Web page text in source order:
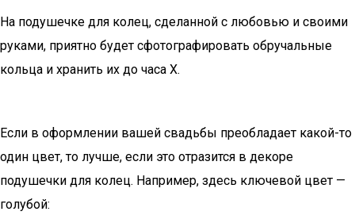
На подушечке для колец, сделанной с любовью и своими
руками, приятно будет сфотографировать обручальные
кольца и хранить их до часа Х.
Если в оформлении вашей свадьбы преобладает какой-то
один цвет, то лучше, если это отразится в декоре
подушечки для колец. Например, здесь ключевой цвет —
голубой: